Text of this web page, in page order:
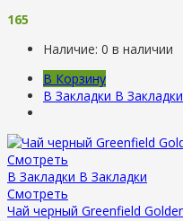
165
Наличие: 0 в наличии
В Корзину
В Закладки В Закладки
Смотреть
В Закладки В Закладки
Смотреть
Чай черный Greenfield